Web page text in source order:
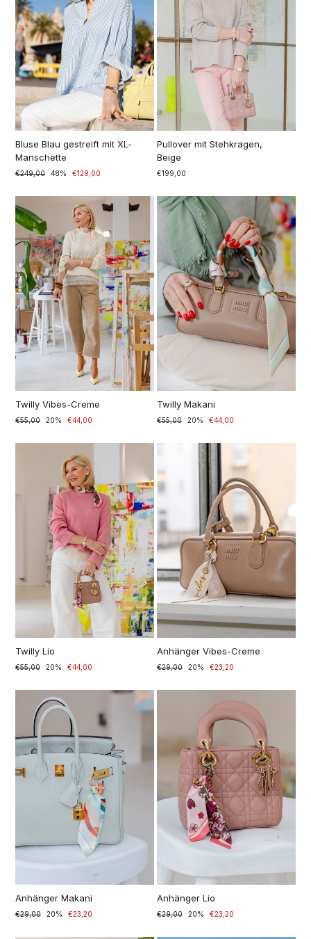
Bluse Blau gestreift mit XL-
Manschette
Prezzo
€249,00
Prezzo
48% €129,00
Pullover mit Stehkragen,
Beige
€199,00
Twilly Vibes-Creme
Prezzo
€55,00
Prezzo
20% €44,00
Twilly Makani
Prezzo
€55,00
Prezzo
20% €44,00
Twilly Lio
Prezzo
€55,00
Prezzo
20% €44,00
Anhänger Vibes-Creme
Prezzo
€29,00
Prezzo
20% €23,20
Anhänger Makani
Prezzo
€29,00
Prezzo
20% €23,20
Anhänger Lio
Prezzo
€29,00
Prezzo
20% €23,20